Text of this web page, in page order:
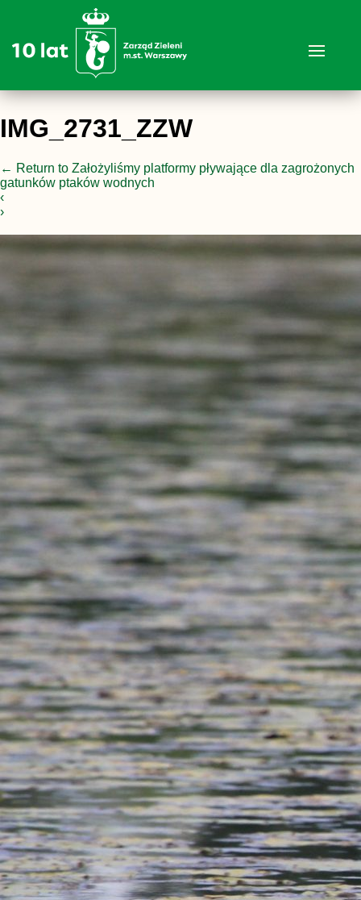
IMG_2731_ZZW
← Return to Założyliśmy platformy pływające dla zagrożonych
gatunków ptaków wodnych
‹
›